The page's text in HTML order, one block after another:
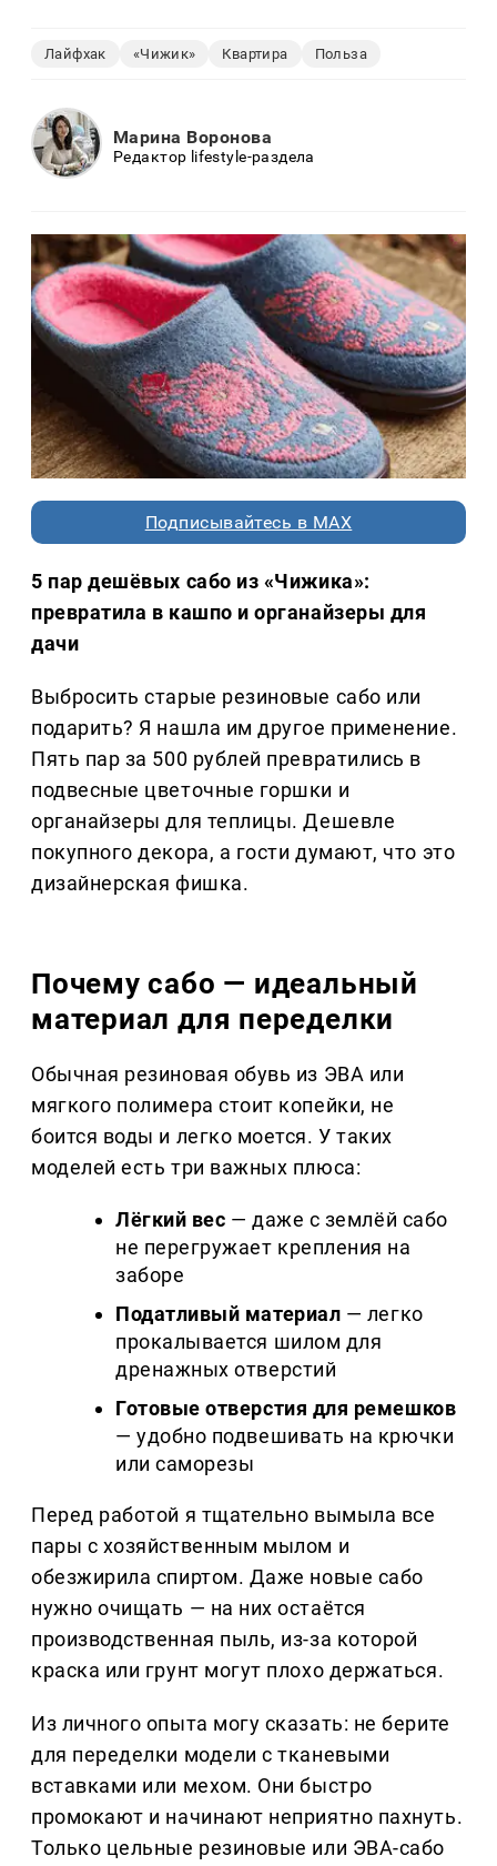
Лайфхак «Чижик» Квартира Польза
Марина Воронова
Редактор lifestyle-раздела
Подписывайтесь в MAX
5 пар дешёвых сабо из «Чижика»:
превратила в кашпо и органайзеры для
дачи
Выбросить старые резиновые сабо или
подарить? Я нашла им другое применение.
Пять пар за 500 рублей превратились в
подвесные цветочные горшки и
органайзеры для теплицы. Дешевле
покупного декора, а гости думают, что это
дизайнерская фишка.
Почему сабо — идеальный
материал для переделки
Обычная резиновая обувь из ЭВА или
мягкого полимера стоит копейки, не
боится воды и легко моется. У таких
моделей есть три важных плюса:
Лёгкий вес — даже с землёй сабо
не перегружает крепления на
заборе
Податливый материал — легко
прокалывается шилом для
дренажных отверстий
Готовые отверстия для ремешков
— удобно подвешивать на крючки
или саморезы
Перед работой я тщательно вымыла все
пары с хозяйственным мылом и
обезжирила спиртом. Даже новые сабо
нужно очищать — на них остаётся
производственная пыль, из-за которой
краска или грунт могут плохо держаться.
Из личного опыта могу сказать: не берите
для переделки модели с тканевыми
вставками или мехом. Они быстро
промокают и начинают неприятно пахнуть.
Только цельные резиновые или ЭВА-сабо